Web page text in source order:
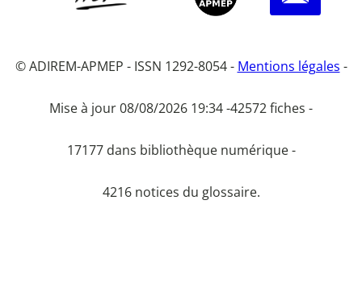
© ADIREM-APMEP - ISSN 1292-8054 - Mentions légales -
Mise à jour 08/08/2026 19:34 -42572 fiches -
17177 dans bibliothèque numérique -
4216 notices du glossaire.